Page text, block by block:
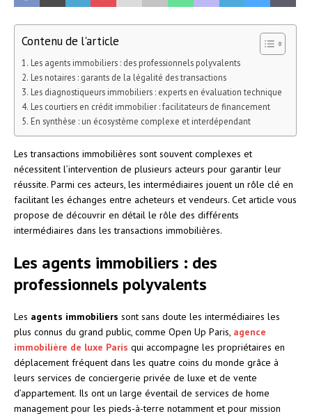
Contenu de l'article
Les agents immobiliers : des professionnels polyvalents
Les notaires : garants de la légalité des transactions
Les diagnostiqueurs immobiliers : experts en évaluation technique
Les courtiers en crédit immobilier : facilitateurs de financement
En synthèse : un écosystème complexe et interdépendant
Les transactions immobilières sont souvent complexes et
nécessitent l’intervention de plusieurs acteurs pour garantir leur
réussite. Parmi ces acteurs, les intermédiaires jouent un rôle clé en
facilitant les échanges entre acheteurs et vendeurs. Cet article vous
propose de découvrir en détail le rôle des différents
intermédiaires dans les transactions immobilières.
Les agents immobiliers : des
professionnels polyvalents
Les agents immobiliers sont sans doute les intermédiaires les
plus connus du grand public, comme Open Up Paris, agence
immobilière de luxe Paris qui accompagne les propriétaires en
déplacement fréquent dans les quatre coins du monde grâce à
leurs services de conciergerie privée de luxe et de vente
d’appartement. Ils ont un large éventail de services de home
management pour les pieds-à-terre notamment et pour mission